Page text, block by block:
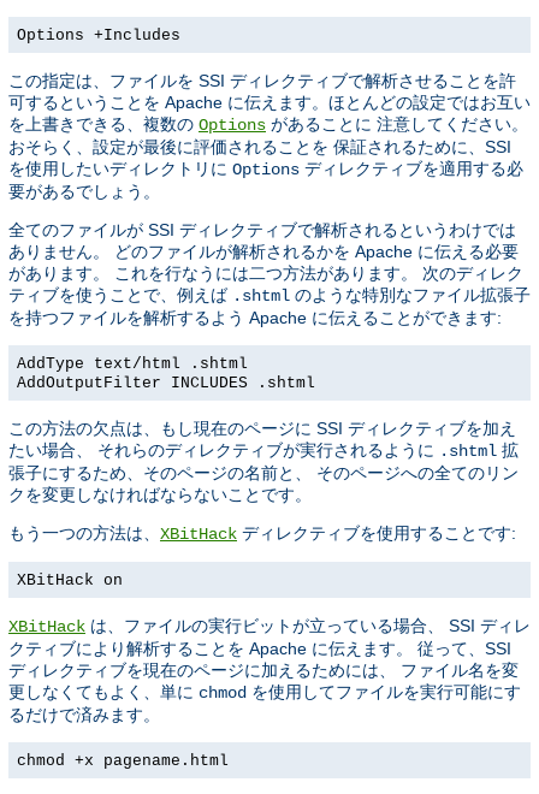
Options +Includes
この指定は、ファイルを SSI ディレクティブで解析させることを許
可するということを Apache に伝えます。ほとんどの設定ではお互い
を上書きできる、複数の Options があることに 注意してください。
おそらく、設定が最後に評価されることを 保証されるために、SSI
を使用したいディレクトリに Options ディレクティブを適用する必
要があるでしょう。
全てのファイルが SSI ディレクティブで解析されるというわけでは
ありません。 どのファイルが解析されるかを Apache に伝える必要
があります。 これを行なうには二つ方法があります。 次のディレク
ティブを使うことで、例えば .shtml のような特別なファイル拡張子
を持つファイルを解析するよう Apache に伝えることができます:
AddType text/html .shtml
AddOutputFilter INCLUDES .shtml
この方法の欠点は、もし現在のページに SSI ディレクティブを加え
たい場合、 それらのディレクティブが実行されるように .shtml 拡
張子にするため、そのページの名前と、 そのページへの全てのリン
クを変更しなければならないことです。
もう一つの方法は、 XBitHack ディレクティブを使用することです:
XBitHack on
XBitHack は、ファイルの実行ビットが立っている場合、 SSI ディレ
クティブにより解析することを Apache に伝えます。 従って、SSI
ディレクティブを現在のページに加えるためには、 ファイル名を変
更しなくてもよく、単に chmod を使用してファイルを実行可能にす
るだけで済みます。
chmod +x pagename.html